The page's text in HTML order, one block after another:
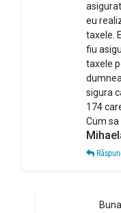
eu
taxele.
fiu
taxele
sigura
174
Cum sa